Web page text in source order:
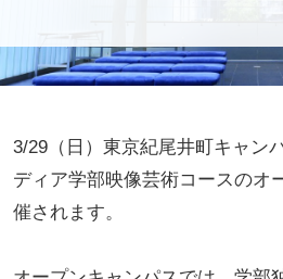
3/29（日）東京紀尾井町キャン
ディア学部映像芸術コースのオ
催されます。